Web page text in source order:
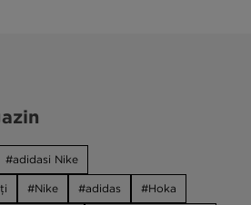
adidasi Nike
Nike adidas Hoka